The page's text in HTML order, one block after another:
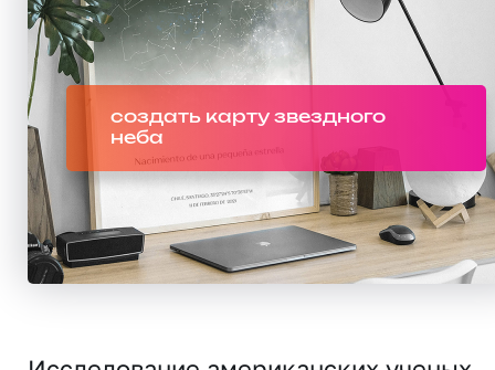
создать карту звездного
неба